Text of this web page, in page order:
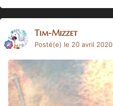
Tim-Mizzet
Posté(e) le 20 avril 2020